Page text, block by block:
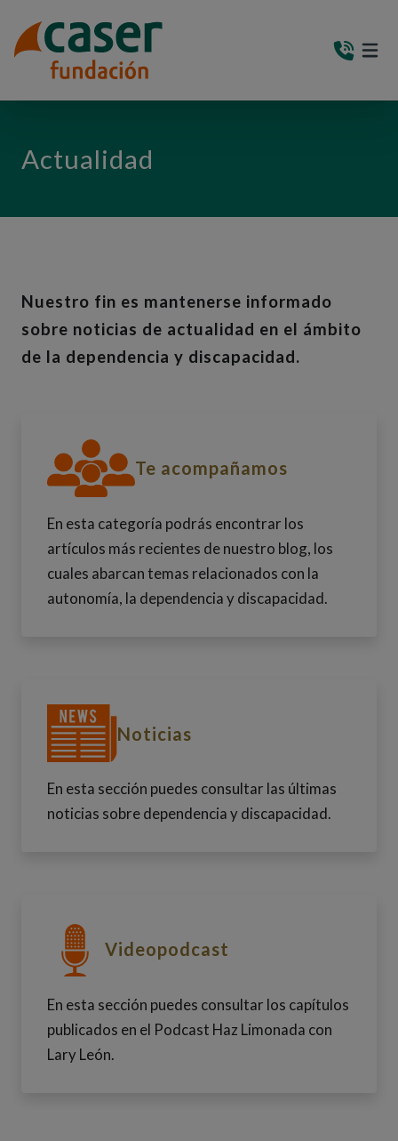
Actualidad
Nuestro fin es mantenerse informado
sobre noticias de actualidad en el ámbito
de la dependencia y discapacidad.
Te acompañamos
En esta categoría podrás encontrar los
artículos más recientes de nuestro blog, los
cuales abarcan temas relacionados con la
autonomía, la dependencia y discapacidad.
Noticias
En esta sección puedes consultar las últimas
noticias sobre dependencia y discapacidad.
Videopodcast
En esta sección puedes consultar los capítulos
publicados en el Podcast Haz Limonada con
Lary León.